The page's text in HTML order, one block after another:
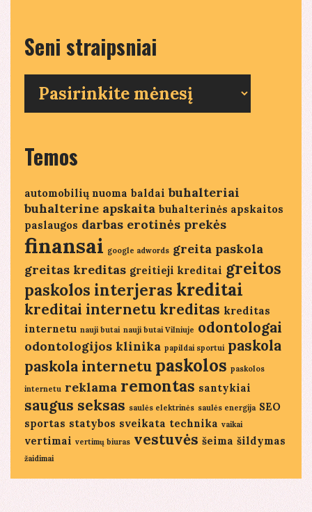
Seni straipsniai
straipsniai
Temos
automobilių nuoma baldai buhalteriai
buhalterine apskaita buhalterinės apskaitos
paslaugos darbas erotinės prekės
finansai google adwords greita paskola
greitas kreditas greitieji kreditai greitos
paskolos interjeras kreditai
kreditai internetu kreditas kreditas
internetu nauji butai nauji butai Vilniuje odontologai
odontologijos klinika papildai sportui paskola
paskola internetu paskolos paskolos
internetu reklama remontas santykiai
saugus seksas saulės elektrinės saulės energija SEO
sportas statybos sveikata technika vaikai
vertimai vertimų biuras vestuvės šeima šildymas
žaidimai